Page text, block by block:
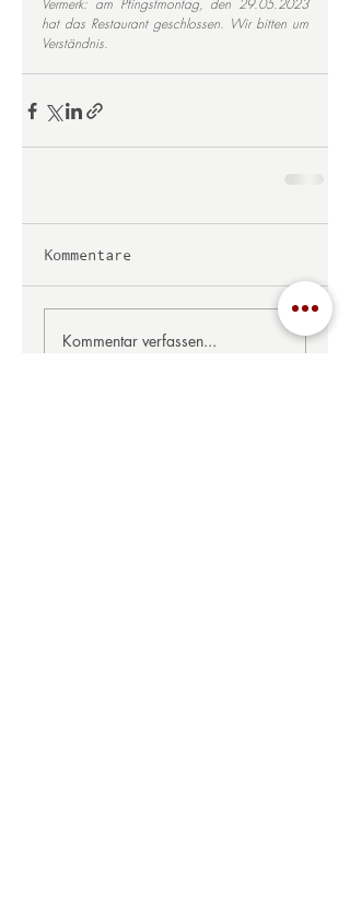
Vermerk: am Pfingstmontag, den 29.05.2023
hat das Restaurant geschlossen. Wir bitten um
Verständnis.
Kommentare
Kommentar verfassen...